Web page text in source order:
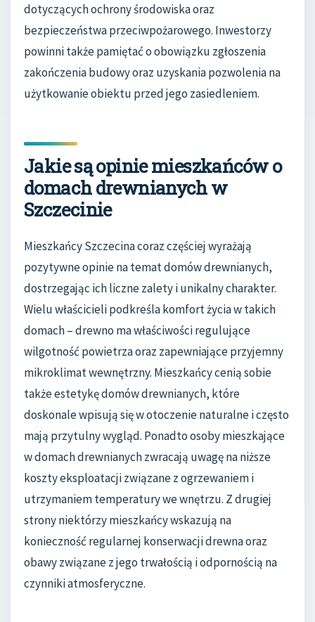
dotyczących ochrony środowiska oraz
bezpieczeństwa przeciwpożarowego. Inwestorzy
powinni także pamiętać o obowiązku zgłoszenia
zakończenia budowy oraz uzyskania pozwolenia na
użytkowanie obiektu przed jego zasiedleniem.
Jakie są opinie mieszkańców o
domach drewnianych w
Szczecinie
Mieszkańcy Szczecina coraz częściej wyrażają
pozytywne opinie na temat domów drewnianych,
dostrzegając ich liczne zalety i unikalny charakter.
Wielu właścicieli podkreśla komfort życia w takich
domach – drewno ma właściwości regulujące
wilgotność powietrza oraz zapewniające przyjemny
mikroklimat wewnętrzny. Mieszkańcy cenią sobie
także estetykę domów drewnianych, które
doskonale wpisują się w otoczenie naturalne i często
mają przytulny wygląd. Ponadto osoby mieszkające
w domach drewnianych zwracają uwagę na niższe
koszty eksploatacji związane z ogrzewaniem i
utrzymaniem temperatury we wnętrzu. Z drugiej
strony niektórzy mieszkańcy wskazują na
konieczność regularnej konserwacji drewna oraz
obawy związane z jego trwałością i odpornością na
czynniki atmosferyczne.